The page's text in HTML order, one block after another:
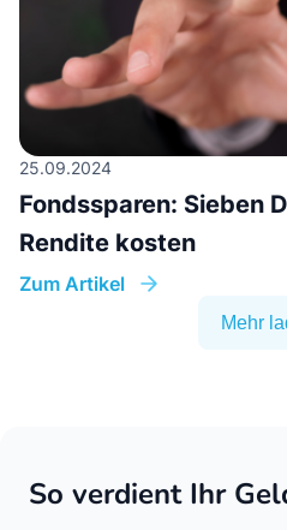
25.09.2024
Fondssparen: Sieben
Rendite kosten
Zum Artikel
Mehr
So verdient Ihr